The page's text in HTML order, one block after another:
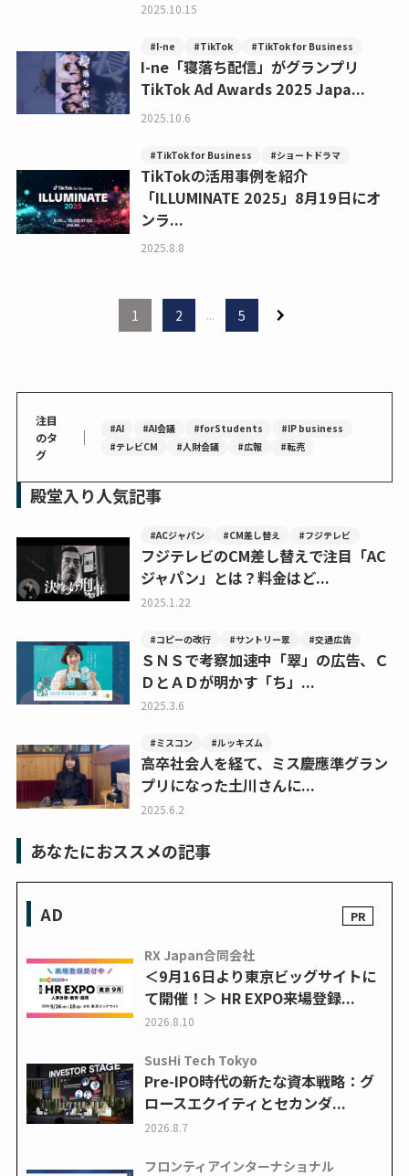
2025.10.15
#I-ne #TikTok #TikTok for Business
I-ne「寝落ち配信」がグランプリ
TikTok Ad Awards 2025 Japa...
2025.10.6
#TikTok for Business #ショートドラマ
TikTokの活用事例を紹介
「ILLUMINATE 2025」8月19日にオ
ンラ...
2025.8.8
1 2 ... 5
注目
のタ
グ
｜ #AI #AI会議 #forStudents
#IP business
#テレビCM
#人財会議 #広報 #転売
殿堂入り人気記事
#ACジャパン #CM差し替え #フジテレビ
フジテレビのCM差し替えで注目「AC
ジャパン」とは？料金はど...
2025.1.22
#コピーの改行 #サントリー翠 #交通広告
ＳＮＳで考察加速中「翠」の広告、Ｃ
ＤとＡＤが明かす「ち」...
2025.3.6
#ミスコン #ルッキズム
高卒社会人を経て、ミス慶應準グラン
プリになった土川さんに...
2025.6.2
あなたにおススメの記事
AD
RX Japan合同会社
＜9月16日より東京ビッグサイトに
て開催！＞ HR EXPO来場登録...
2026.8.10
SusHi Tech Tokyo
Pre-IPO時代の新たな資本戦略：グ
ロースエクイティとセカンダ...
2026.8.7
フロンティアインターナショナル